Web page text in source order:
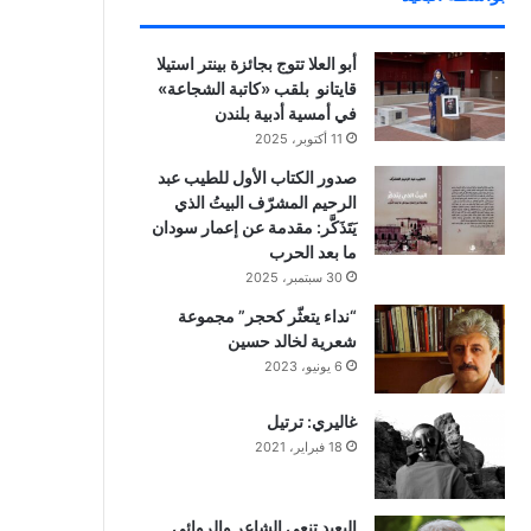
أبو العلا تتوج بجائزة بينتر استيلا
قايتانو بلقب «كاتبة الشجاعة»
في أمسية أدبية بلندن
11 أكتوبر، 2025
صدور الكتاب الأول للطيب عبد
الرحيم المشرّف البيتُ الذي
يَتَذَكَّر: مقدمة عن إعمار سودان
ما بعد الحرب
30 سبتمبر، 2025
“نداء يتعثّر كحجر” مجموعة
شعرية لخالد حسين
6 يونيو، 2023
غاليري: ترتيل
18 فبراير، 2021
البعيد تنعي الشاعر والروائي